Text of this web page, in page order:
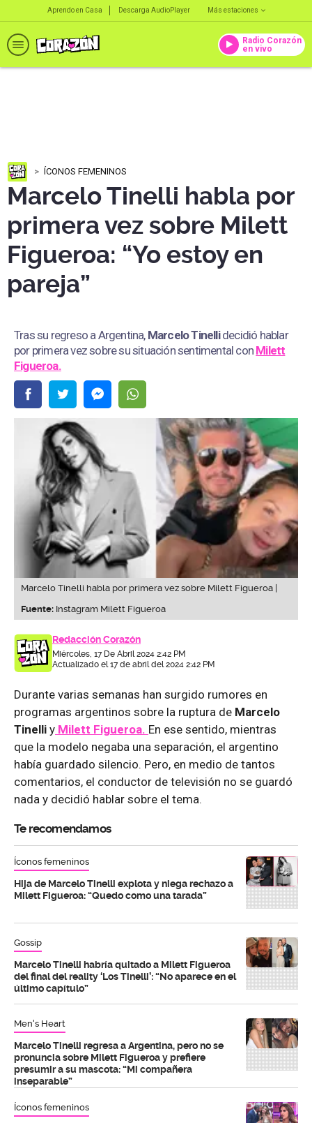
Aprendo en Casa Descarga AudioPlayer Más estaciones
Radio Corazón
en vivo
ÍCONOS FEMENINOS
Marcelo Tinelli habla por
primera vez sobre Milett
Figueroa: “Yo estoy en
pareja”
Tras su regreso a Argentina,Marcelo Tinellidecidió hablar
por primera vez sobre su situación sentimental con Milett
Figueroa.
Marcelo Tinelli habla por primera vez sobre Milett Figueroa |
Fuente: Instagram Milett Figueroa
Redacción Corazón
Miércoles, 17 De Abril 2024 2:42 PM
Actualizado el 17 de abril del 2024 2:42 PM
Durante varias semanas han surgido rumores en
programas argentinos sobre la ruptura de Marcelo
Tinelli y Milett Figueroa. En ese sentido, mientras
que la modelo negaba una separación, el argentino
había guardado silencio. Pero, en medio de tantos
comentarios, el conductor de televisión no se guardó
nada y decidió hablar sobre el tema.
Te recomendamos
Íconos femeninos
Hija de Marcelo Tinelli explota y niega rechazo a
Milett Figueroa: “Quedo como una tarada”
Gossip
Marcelo Tinelli habría quitado a Milett Figueroa
del final del reality ‘Los Tinelli’: “No aparece en el
último capítulo”
Men's Heart
Marcelo Tinelli regresa a Argentina, pero no se
pronuncia sobre Milett Figueroa y prefiere
presumir a su mascota: “Mi compañera
inseparable”
Íconos femeninos